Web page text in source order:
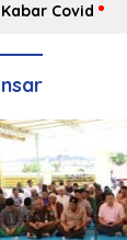
Kabar Covid